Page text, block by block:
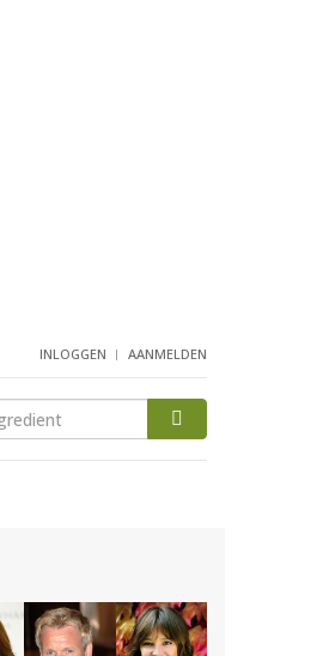
INLOGGEN AANMELDEN